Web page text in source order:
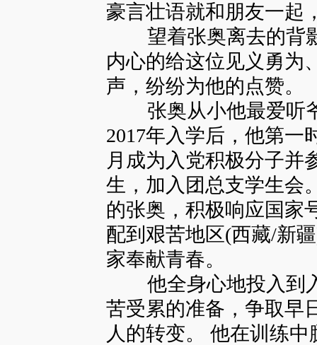
豪言壮语就和朋友一起
望着张奥离去的背影
内心的给这位见义勇为
声，纷纷为他的点赞。
张奥从小他最爱听爷
2017年入学后，他第一
月成为入党积极分子并
生，加入团总支学生会
的张奥，积极响应国家
配到艰苦地区(西藏/新
家奉献青春。
他全身心地投入到入
苦受累的准备，争取早
人的转变。 他在训练